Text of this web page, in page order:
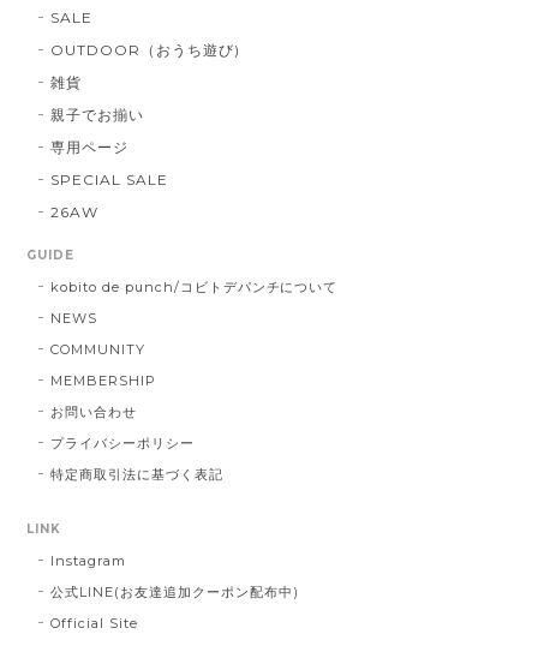
SALE
OUTDOOR（おうち遊び)
雑貨
親子でお揃い
専用ページ
SPECIAL SALE
26AW
GUIDE
kobito de punch/コビトデパンチについて
NEWS
COMMUNITY
MEMBERSHIP
お問い合わせ
プライバシーポリシー
特定商取引法に基づく表記
LINK
Instagram
公式LINE(お友達追加クーポン配布中)
Official Site